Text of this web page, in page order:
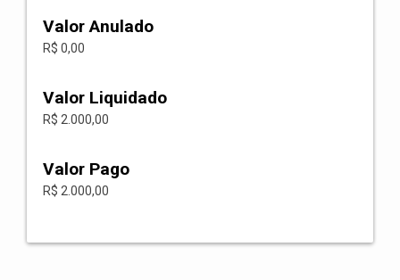
Valor Anulado
R$ 0,00
Valor Liquidado
R$ 2.000,00
Valor Pago
R$ 2.000,00